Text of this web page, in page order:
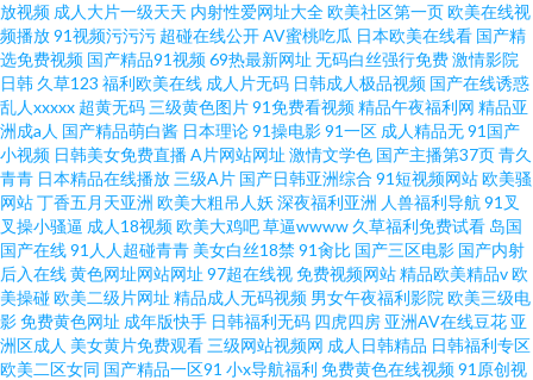
放视频 成人大片一级天天 内射性爱网址大全欧美社区第一页欧美在线视
频播放91视频污污污 超碰在线公开AV蜜桃吃瓜 日本欧美在线看 国产精
选免费视频 国产精品91视频69热最新网址 无码白丝强行免费激情影院
日韩 久草123 福利欧美在线 成人片无码 日韩成人极品视频 国产在线诱惑
乱人xxxxx 超黄无码 三级黄色图片91免费看视频精品午夜福利网 精品亚
洲成a人 国产精品萌白酱 日本理论91操电影91一区 成人精品无91国产
小视频 日韩美女免费直播A片网站网址 激情文学色 国产主播第37页青久
青青 日本精品在线播放 三级A片 国产日韩亚洲综合 91短视频网站欧美骚
网站丁香五月天亚洲 欧美大粗吊人妖 深夜福利亚洲 人兽福利导航 91叉
叉操小骚逼 成人18视频欧美大鸡吧草逼wwww 久草福利免费试看 岛国
国产在线91人人超碰青青 美女白丝18禁 91肏比 国产三区电影 国产内射
后入在线黄色网址网站网址 97超在线视免费视频网站精品欧美精品v欧
美操碰欧美二级片网址 精品成人无码视频 男女午夜福利影院 欧美三级电
影免费黄色网址 成年版快手 日韩福利无码 四虎四房 亚洲AV在线豆花 亚
洲区成人 美女黄片免费观看 三级网站视频网 成人日韩精品 日韩福利专区
欧美二区女同 国产精品一区91 小x导航福利 免费黄色在线视频91原创视